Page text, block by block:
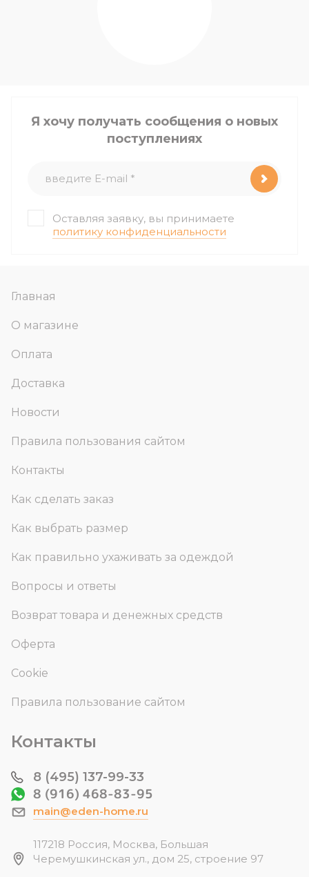
Главная
О магазине
Оплата
Доставка
Новости
Правила пользования сайтом
Контакты
Как сделать заказ
Как выбрать размер
Как правильно ухаживать за одеждой
Вопросы и ответы
Возврат товара и денежных средств
Оферта
Cookie
Правила пользование сайтом
Контакты
8 (495) 137-99-33
8 (916) 468-83-95
main@eden-home.ru
117218 Россия, Москва, Большая
Черемушкинская ул., дом 25, строение 97
Я хочу получать сообщения о новых
поступлениях
Оставляя заявку, вы принимаете
политику конфиденциальности